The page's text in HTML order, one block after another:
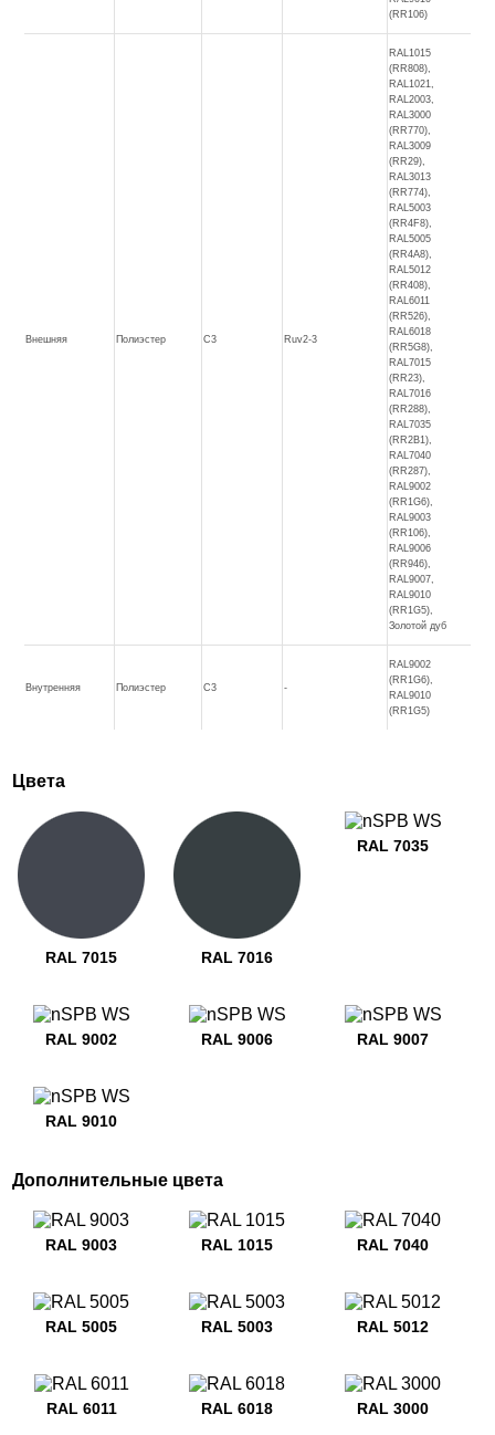
(RR106)
Внешняя Полиэстер C3 Ruv2-3
RAL1015
(RR808),
RAL1021,
RAL2003,
RAL3000
(RR770),
RAL3009
(RR29),
RAL3013
(RR774),
RAL5003
(RR4F8),
RAL5005
(RR4A8),
RAL5012
(RR408),
RAL6011
(RR526),
RAL6018
(RR5G8),
RAL7015
(RR23),
RAL7016
(RR288),
RAL7035
(RR2B1),
RAL7040
(RR287),
RAL9002
(RR1G6),
RAL9003
(RR106),
RAL9006
(RR946),
RAL9007,
RAL9010
(RR1G5),
Золотой дуб
Внутренняя Полиэстер C3 -
RAL9002
(RR1G6),
RAL9010
(RR1G5)
Цвета
RAL 7015 RAL 7016
RAL 7035
RAL 9002 RAL 9006 RAL 9007
RAL 9010
Дополнительные цвета
RAL 9003 RAL 1015 RAL 7040
RAL 5005 RAL 5003 RAL 5012
RAL 6011 RAL 6018 RAL 3000